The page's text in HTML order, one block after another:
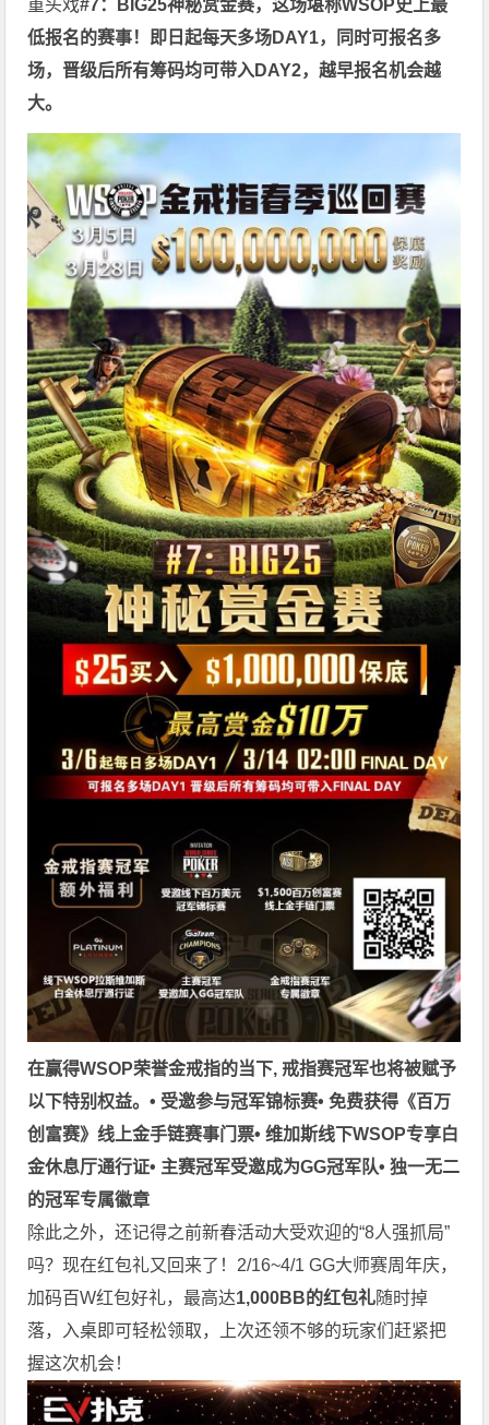
重头戏#7：BIG25神秘赏金赛，这场堪称WSOP史上最
低报名的赛事！
即日起每天多场DAY1，同时可报名多
场，晋级后所有筹码均可带入DAY2，越早报名机会越
大。
在赢得WSOP荣誉金戒指的当下, 戒指赛冠军也将被赋予
以下特别权益。• 受邀参与冠军锦标赛• 免费获得《百万
创富赛》线上金手链赛事门票• 维加斯线下WSOP专享白
金休息厅通行证• 主赛冠军受邀成为GG冠军队• 独一无二
的冠军专属徽章
除此之外，还记得之前新春活动大受欢迎的“8人强抓局”
吗？现在红包礼又回来了！2/16~4/1 GG大师赛周年庆，
加码百W红包好礼，最高达1,000BB的红包礼随时掉
落，入桌即可轻松领取，上次还领不够的玩家们赶紧把
握这次机会！